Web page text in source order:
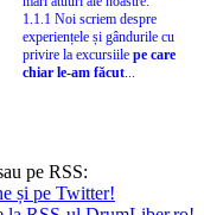
pe RSS:
și pe Twitter!
,ghiduri în premieră